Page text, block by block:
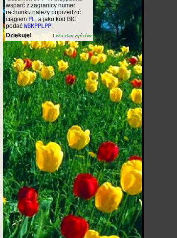
wsparć z zagranicy numer
rachunku należy poprzedzić
ciągiem PL, a jako kod BIC
podać WBKPPLPP.
Dziękuję!
Lista darczyńców